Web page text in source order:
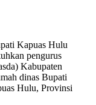
Kapuas Hulu
pengurus
Kabupaten
dinas Bupati
Hulu, Provinsi